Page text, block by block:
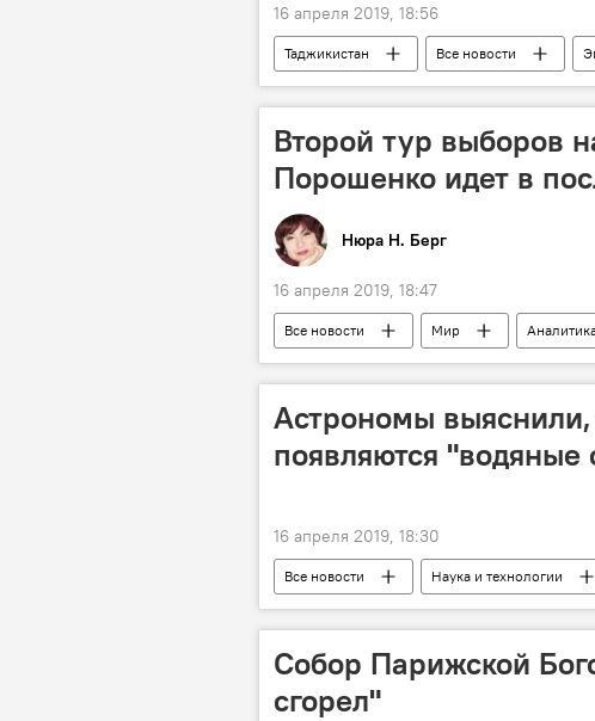
16 апреля 2019, 18:56
Таджикистан Все новости
Россия
Второй тур выборов
Порошенко идет в
Нюра Н. Берг
16 апреля 2019, 18:47
Все новости Мир
Петр Порошенко
выборы
Астрономы
появляются "водяные
16 апреля 2019, 18:30
Все новости Наука и технологии
Собор Парижской
сгорел"